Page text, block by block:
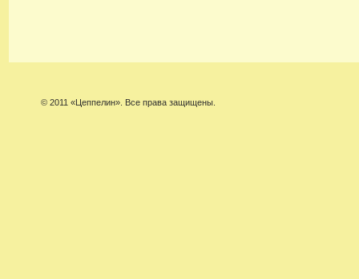
© 2011 «Цеппелин». Все права защищены.